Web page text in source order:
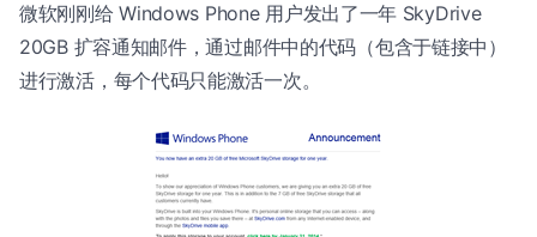
微软刚刚给 Windows Phone 用户发出了一年 SkyDrive
20GB 扩容通知邮件，通过邮件中的代码（包含于链接中）
进行激活，每个代码只能激活一次。